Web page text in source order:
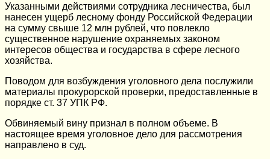
Указанными действиями сотрудника лесничества, был
нанесен ущерб лесному фонду Российской Федерации
на сумму свыше 12 млн рублей, что повлекло
существенное нарушение охраняемых законом
интересов общества и государства в сфере лесного
хозяйства.
Поводом для возбуждения уголовного дела послужили
материалы прокурорской проверки, предоставленные в
порядке ст. 37 УПК РФ.
Обвиняемый вину признал в полном объеме. В
настоящее время уголовное дело для рассмотрения
направлено в суд.